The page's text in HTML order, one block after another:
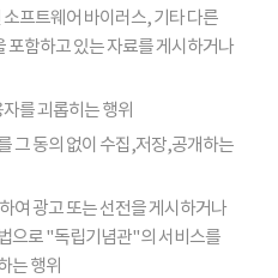
프트웨어 바이러스, 기타 다른
포함하고 있는 자료를 게시하거나
를 괴롭히는 행위
그 동의 없이 수집,저장,공개하는
여 광고 또는 선전을 게시하거나
으로 "독립기념관"의 서비스를
는 행위